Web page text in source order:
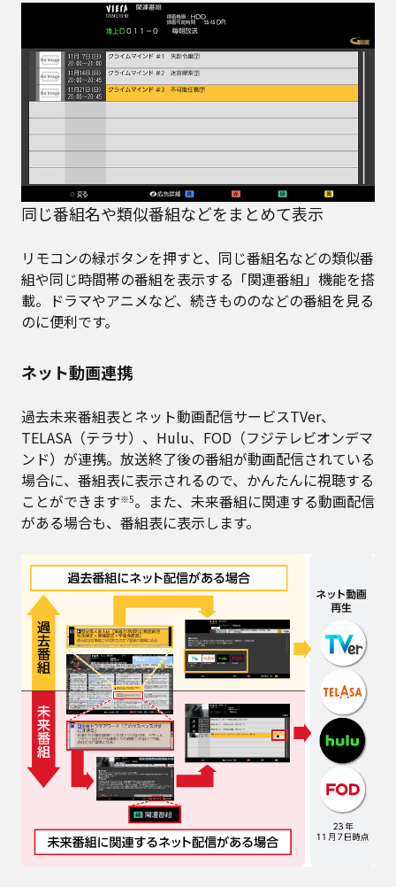
同じ番組名や類似番組などをまとめて表示
リモコンの緑ボタンを押すと、同じ番組名などの類似番
組や同じ時間帯の番組を表示する「関連番組」機能を搭
載。ドラマやアニメなど、続きもののなどの番組を見る
のに便利です。
ネット動画連携
過去未来番組表とネット動画配信サービスTVer、
TELASA（テラサ）、Hulu、FOD（フジテレビオンデマ
ンド）が連携。放送終了後の番組が動画配信されている
場合に、番組表に表示されるので、かんたんに視聴する
ことができます※5。また、未来番組に関連する動画配信
がある場合も、番組表に表示します。